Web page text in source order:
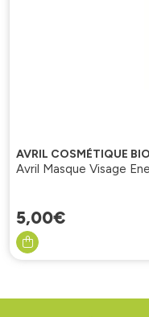
AVRIL COSMÉTIQUE BIO
Avril Masque Visage
5,00€